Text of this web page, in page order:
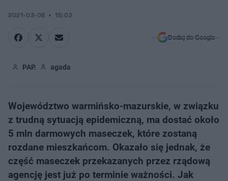
2021-03-06 15:02
Dodaj do Google
PAP. agada
Województwo warmińsko-mazurskie, w związku
z trudną sytuacją epidemiczną, ma dostać około
5 mln darmowych maseczek, które zostaną
rozdane mieszkańcom. Okazało się jednak, że
część maseczek przekazanych przez rządową
agencję jest już po terminie ważności. Jak